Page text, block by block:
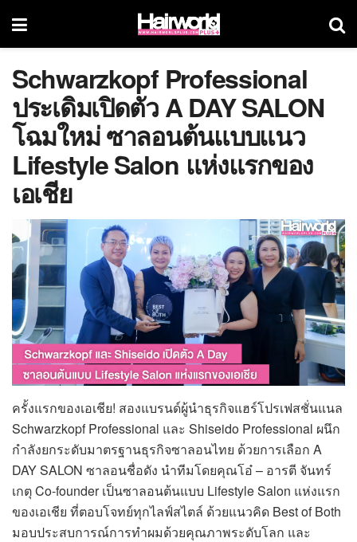
Schwarzkopf Professional
ประเดิมเปิดตัว A DAY SALON
โฉมใหม่ ซาลอนต้นแบบแนว
Lifestyle Salon แห่งแรกของ
เอเชีย
ครั้งแรกของเอเชีย! สองแบรนด์ผู้นำธุรกิจแฮร์โปรเฟสชั่นแนล
Schwarzkopf Professional และ Shiseido Professional ผนึก
กำลังยกระดับมาตรฐานธุรกิจซาลอนไทย ด้วยการเลือก A
DAY SALON ซาลอนชื่อดัง นำทีมโดยคุณโอ๋ – อารตี จันทร์
เกตุ Co-founder เป็นซาลอนต้นแบบ Lifestyle Salon แห่งแรก
ของเอเชีย ที่ตอบโจทย์ทุกไลฟ์สไตล์ ด้วยแนวคิด Best of Both
มอบประสบการณ์การทำผมด้วยคุณภาพระดับโลก และ